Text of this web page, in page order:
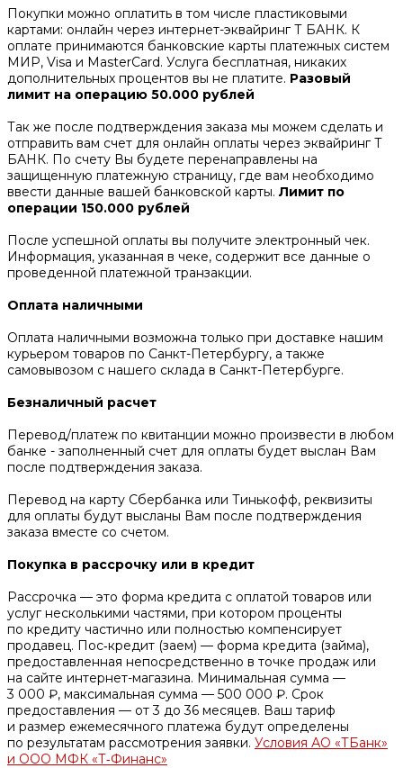
Покупки можно оплатить в том числе пластиковыми
картами: онлайн через интернет-эквайринг Т БАНК. К
оплате принимаются банковские карты платежных систем
МИР, Visa и MasterCard. Услуга бесплатная, никаких
дополнительных процентов вы не платите. Разовый
лимит на операцию 50.000 рублей
Так же после подтверждения заказа мы можем сделать и
отправить вам счет для онлайн оплаты через эквайринг Т
БАНК. По счету Вы будете перенаправлены на
защищенную платежную страницу, где вам необходимо
ввести данные вашей банковской карты. Лимит по
операции 150.000 рублей
После успешной оплаты вы получите электронный чек.
Информация, указанная в чеке, содержит все данные о
проведенной платежной транзакции.
Оплата наличными
Оплата наличными возможна только при доставке нашим
курьером товаров по Санкт-Петербургу, а также
самовывозом с нашего склада в Санкт-Петербурге.
Безналичный расчет
Перевод/платеж по квитанции можно произвести в любом
банке - заполненный счет для оплаты будет выслан Вам
после подтверждения заказа.
Перевод на карту Сбербанка или Тинькофф, реквизиты
для оплаты будут высланы Вам после подтверждения
заказа вместе со счетом.
Покупка в рассрочку или в кредит
Рассрочка — это форма кредита с оплатой товаров или
услуг несколькими частями, при котором проценты
по кредиту частично или полностью компенсирует
продавец. Пос‑кредит (заем) — форма кредита (займа),
предоставленная непосредственно в точке продаж или
на сайте интернет-магазина. Минимальная сумма —
3 000 ₽, максимальная сумма — 500 000 ₽. Срок
предоставления — от 3 до 36 месяцев. Ваш тариф
и размер ежемесячного платежа будут определены
по результатам рассмотрения заявки. Условия АО «ТБанк»
и ООО МФК «Т‑Финанс»